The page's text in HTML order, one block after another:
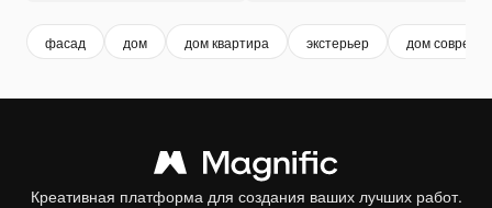
фасад дом дом квартира экстерьер дом
Креативная платформа для создания ваших лучших работ.